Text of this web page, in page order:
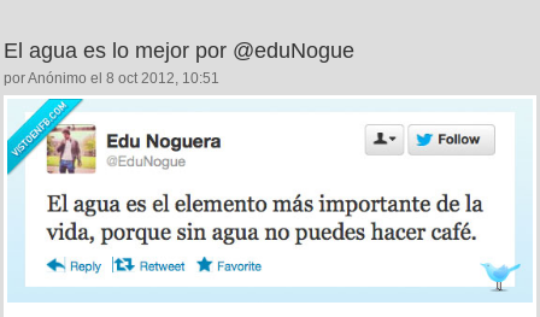
El agua es lo mejor por @eduNogue
por Anónimo el 8 oct 2012, 10:51